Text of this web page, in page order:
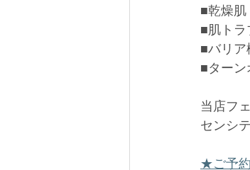
■乾燥肌
■肌トラ
■バリア
■ターン
当店フ
センシ
★ご予